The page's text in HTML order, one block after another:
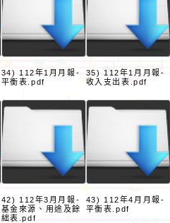
34) 112年1月月報-
平衡表.pdf
35) 112年1月月報-
收入支出表.pdf
42) 112年3月月報-
基金來源、用途及餘
絀表.pdf
43) 112年4月月報-
平衡表.pdf